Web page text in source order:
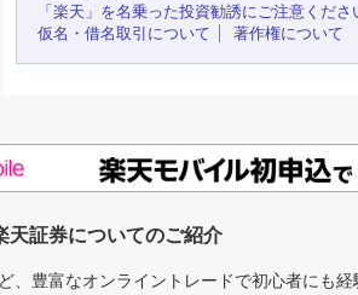
「楽天」を名乗った投資勧誘にご注意くださ
仮名・借名取引について
著作権について
天証券についてのご紹介
、豊富なオンライントレードで初心者にも